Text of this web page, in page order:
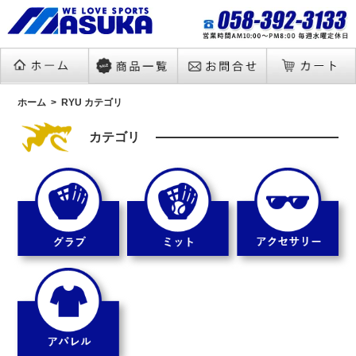
ホーム RYU カテゴリ
カテゴリ